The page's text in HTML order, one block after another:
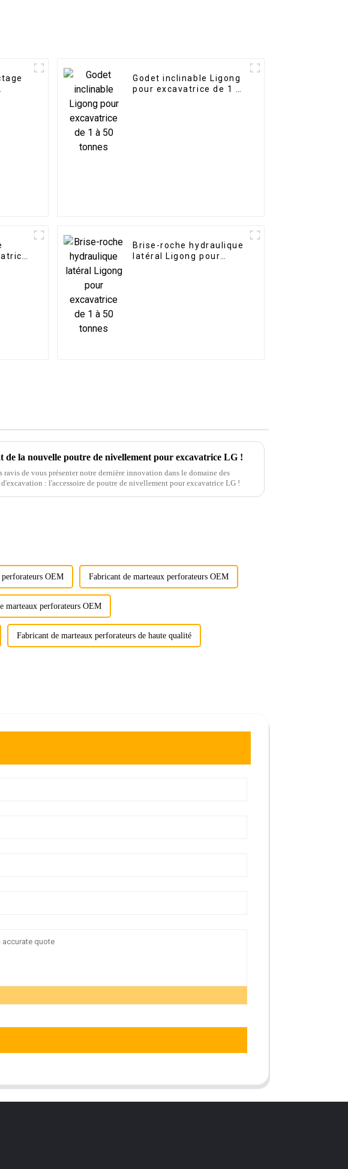
Godet inclinable Ligong
pour excavatrice de 1 à
Brise-roche hydraulique
latéral Ligong pour
de la nouvelle poutre de nivellement pour excavatrice LG !
ravis de vous présenter notre dernière innovation dans le domaine des
: l'accessoire de poutre de nivellement pour excavatrice LG !
perforateurs OEM Fabricant de marteaux perforateurs OEM
marteaux perforateurs OEM
Fabricant de marteaux perforateurs de haute qualité